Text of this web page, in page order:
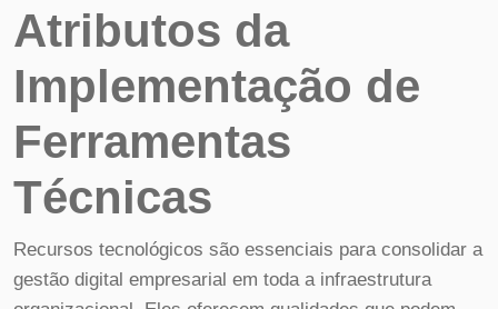
Atributos da
Implementação de
Ferramentas
Técnicas
Recursos tecnológicos são essenciais para consolidar a
gestão digital empresarial em toda a infraestrutura